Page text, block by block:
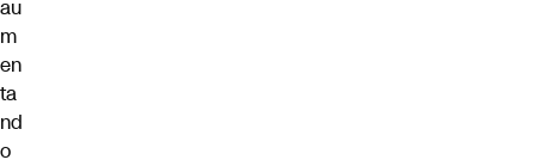
au
m
en
ta
nd
o